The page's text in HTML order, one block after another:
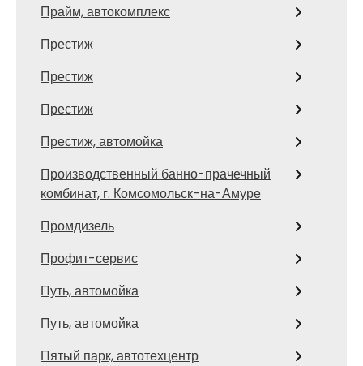
Прайм, автокомплекс
Престиж
Престиж
Престиж
Престиж, автомойка
Производственный банно-прачечный
комбинат, г. Комсомольск-на-Амуре
Промдизель
Профит-сервис
Путь, автомойка
Путь, автомойка
Пятый парк, автотехцентр